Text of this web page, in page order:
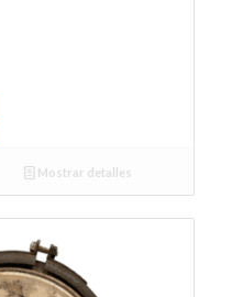
Mostrar detalles